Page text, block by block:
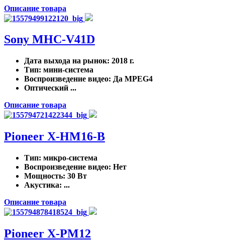
Описание товара
Sony MHC-V41D
Дата выхода на рынок: 2018 г.
Тип: мини-система
Воспроизведение видео: Да MPEG4
Оптический ...
Описание товара
Pioneer X-HM16-B
Тип: микро-система
Воспроизведение видео: Нет
Мощность: 30 Вт
Акустика: ...
Описание товара
Pioneer X-PM12